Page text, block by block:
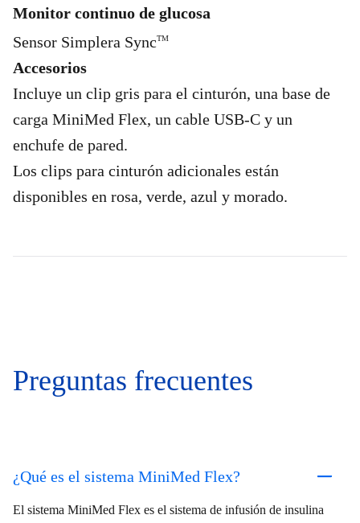
Monitor continuo de glucosa
Sensor Simplera SyncTM
Accesorios
Incluye un clip gris para el cinturón, una base de
carga MiniMed Flex, un cable USB-C y un
enchufe de pared.
Los clips para cinturón adicionales están
disponibles en rosa, verde, azul y morado.
Preguntas frecuentes
¿Qué es el sistema MiniMed Flex?
El sistema MiniMed Flex es el sistema de infusión de insulina